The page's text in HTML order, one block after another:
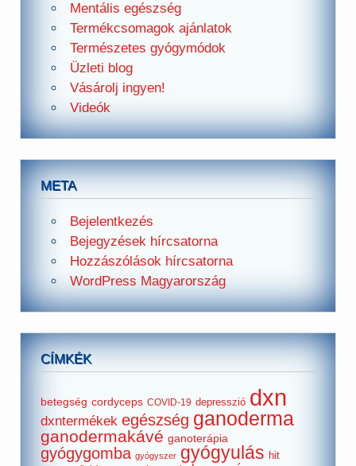
Mentális egészség
Termékcsomagok ajánlatok
Természetes gyógymódok
Üzleti blog
Vásárolj ingyen!
Videók
META
Bejelentkezés
Bejegyzések hírcsatorna
Hozzászólások hírcsatorna
WordPress Magyarország
CÍMKÉK
betegség cordyceps COVID-19 depresszió dxn
dxntermékek egészség ganoderma
ganodermakávé ganoterápia
gyógygomba gyógyszer gyógyulás hit